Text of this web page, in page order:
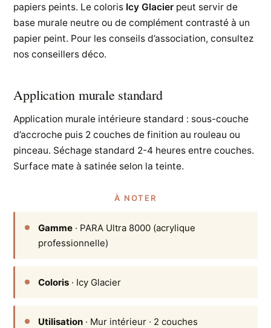
papiers peints. Le coloris Icy Glacier peut servir de
base murale neutre ou de complément contrasté à un
papier peint. Pour les conseils d’association, consultez
nos conseillers déco.
Application murale standard
Application murale intérieure standard : sous-couche
d’accroche puis 2 couches de finition au rouleau ou
pinceau. Séchage standard 2-4 heures entre couches.
Surface mate à satinée selon la teinte.
À NOTER
Gamme · PARA Ultra 8000 (acrylique
professionnelle)
Coloris · Icy Glacier
Utilisation · Mur intérieur · 2 couches